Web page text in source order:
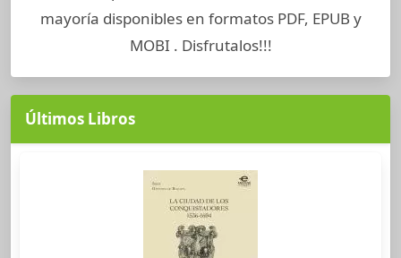
mayoría disponibles en formatos PDF, EPUB y
MOBI . Disfrutalos!!!
Últimos Libros